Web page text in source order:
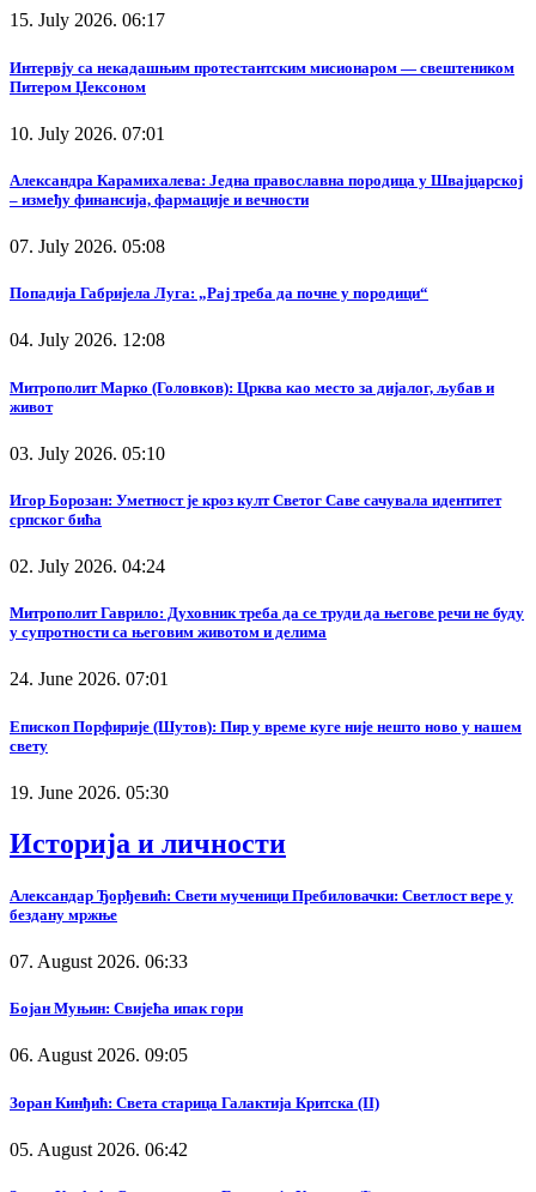
15. July 2026. 06:17
Интервју са некадашњим протестантским мисионаром — свештеником
Питером Џексоном
10. July 2026. 07:01
Александра Карамихалева: Једна православна породица у Швајцарској
– између финансија, фармације и вечности
07. July 2026. 05:08
Попадија Габријела Луга: „Рај треба да почне у породици“
04. July 2026. 12:08
Митрополит Марко (Головков): Црква као место за дијалог, љубав и
живот
03. July 2026. 05:10
Игор Борозан: Уметност је кроз култ Светог Саве сачувала идентитет
српског бића
02. July 2026. 04:24
Митрополит Гаврило: Духовник треба да се труди да његове речи не буду
у супротности са његовим животом и делима
24. June 2026. 07:01
Епископ Порфирије (Шутов): Пир у време куге није нешто ново у нашем
свету
19. June 2026. 05:30
Историја и личности
Александар Ђорђевић: Свети мученици Пребиловачки: Светлост вере у
бездану мржње
07. August 2026. 06:33
Бојан Муњин: Свијећа ипак гори
06. August 2026. 09:05
Зоран Кинђић: Света старица Галактија Критска (II)
05. August 2026. 06:42